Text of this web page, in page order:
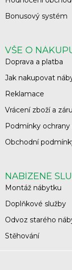
Bonusový systém
VŠE O
Doprava a platba
Jak nakupovat
Reklamace
Vrácení zboží a
Podmínky
Obchodní
NABÍZENÉ
Montáž nábytku
Doplňkové služby
Odvoz starého
Stěhování